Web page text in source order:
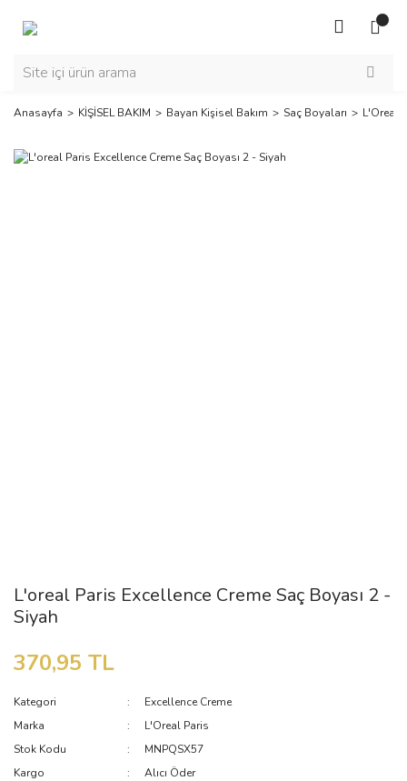
Anasayfa KİŞİSEL BAKIM Bayan Kişisel Bakım Saç Boyaları L'Oreal
L'oreal Paris Excellence Creme Saç Boyası 2 -
Siyah
370,95 TL
Kategori
Excellence Creme
Marka
L'Oreal Paris
Stok Kodu
MNPQSX57
Kargo
Alıcı Öder